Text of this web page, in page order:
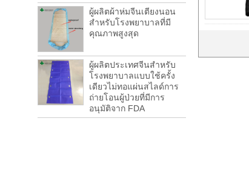
ผู้ผลิตผ้าห่มจีนเตียงนอน
สำหรับโรงพยาบาลที่มี
คุณภาพสูงสุด
ผู้ผลิตประเทศจีนสำหรับ
โรงพยาบาลแบบใช้ครั้ง
เดียวไม่ทอแผ่นสไลด์การ
ถ่ายโอนผู้ป่วยที่มีการ
อนุมัติจาก FDA